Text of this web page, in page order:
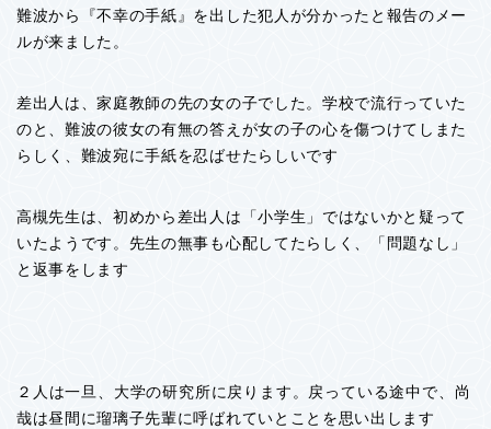
難波から『不幸の手紙』を出した犯人が分かったと報告のメー
ルが来ました。
差出人は、家庭教師の先の女の子でした。学校で流行っていた
のと、難波の彼女の有無の答えが女の子の心を傷つけてしまた
らしく、難波宛に手紙を忍ばせたらしいです
高槻先生は、初めから差出人は「小学生」ではないかと疑って
いたようです。先生の無事も心配してたらしく、「問題なし」
と返事をします
２人は一旦、大学の研究所に戻ります。戻っている途中で、 尚
哉は昼間に瑠璃子先輩に呼ばれていとことを思い出します